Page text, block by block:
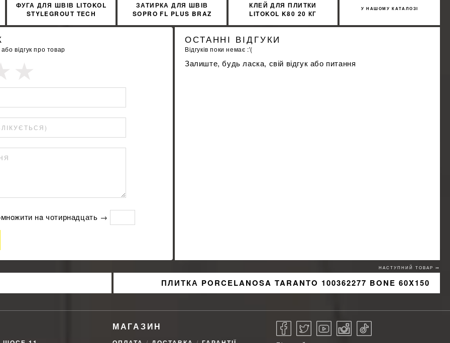
ФУГА ДЛЯ ШВІВ LITOKOL
STYLEGROUT TECH
ЗАТИРКА ДЛЯ ШВІВ
SOPRO FL PLUS BRAZ
КЛЕЙ ДЛЯ ПЛИТКИ
LITOKOL K80 20 КГ
У НАШОМУ КАТАЛОЗІ
відгук про товар
нa чотирнадцать →
ОСТАННІ ВІДГУКИ
Відгуків поки немає :'(
Залиште, будь ласка, свій відгук або питання
НАСТУПНИЙ ТОВАР ↣
ПЛИТКА PORCELANOSA TARANTO 100362277 BONE 60X150
МАГАЗИН